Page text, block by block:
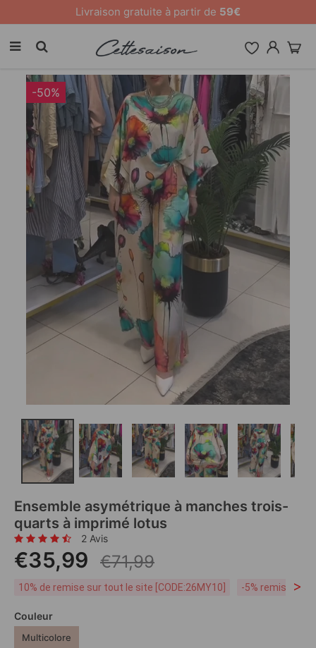
10 % de remise sur tout le site [CODE: 26MY10]
-50%
Ensemble asymétrique à manches trois-
quarts à imprimé lotus
2 Avis
€35,99 €71,99
10% de remise sur tout le site [CODE:26MY10] -5% remise dès
>
Couleur
Multicolore